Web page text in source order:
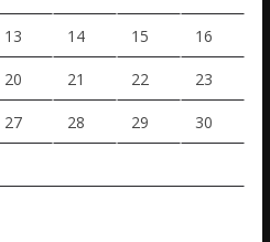
13 14 15 16
20 21 22 23
27 28 29 30